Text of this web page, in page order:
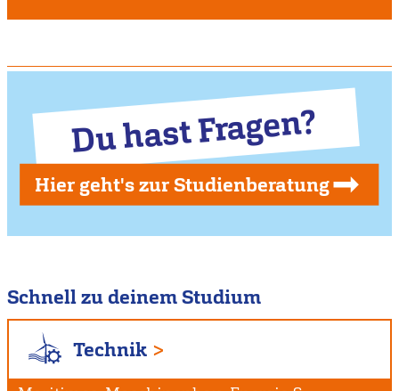
Du hast Fragen?
Hier geht's zur Studienberatung
Schnell zu deinem Studium
Technik